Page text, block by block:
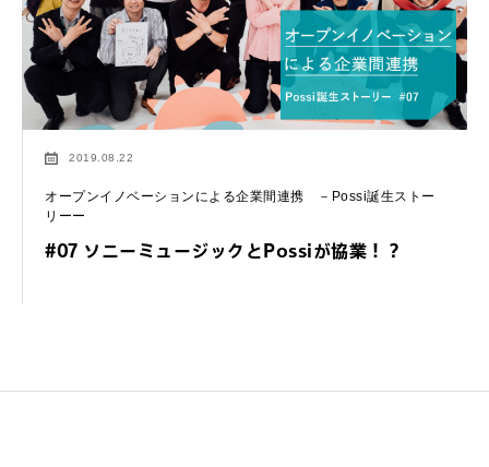
2019.08.22
オープンイノベーションによる企業間連携 －Possi誕生ストー
リーー
#07 ソニーミュージックとPossiが協業！？